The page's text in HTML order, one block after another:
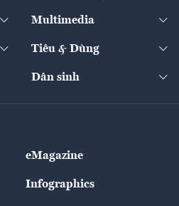
Khung pháp lý
Thị trường
Nông sản
Multimedia
Tiêu & Dùng
Giải trí
Dân sinh
eMagazine
Infographics